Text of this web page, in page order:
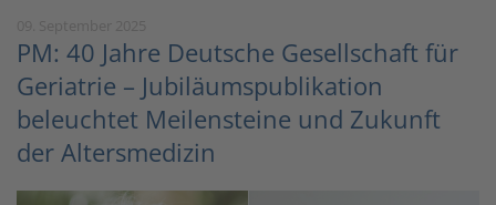
PM: 40 Jahre Deutsche Gesellschaft für
Geriatrie – Jubiläumspublikation
beleuchtet Meilensteine und Zukunft
der Altersmedizin